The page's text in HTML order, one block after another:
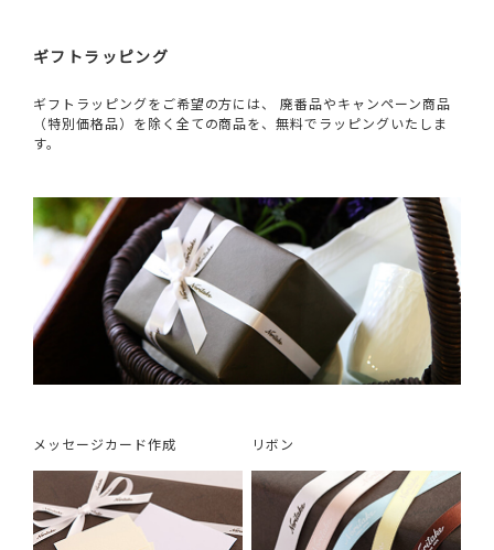
ギフトラッピング
ギフトラッピングをご希望の方には、 廃番品やキャンペーン商品
（特別価格品）を除く全ての商品を、無料でラッピングいたしま
す。
メッセージカード作成 リボン